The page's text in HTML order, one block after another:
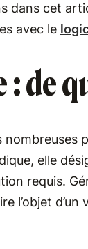
dans cet
avec le
de
elle
requis.
l’objet